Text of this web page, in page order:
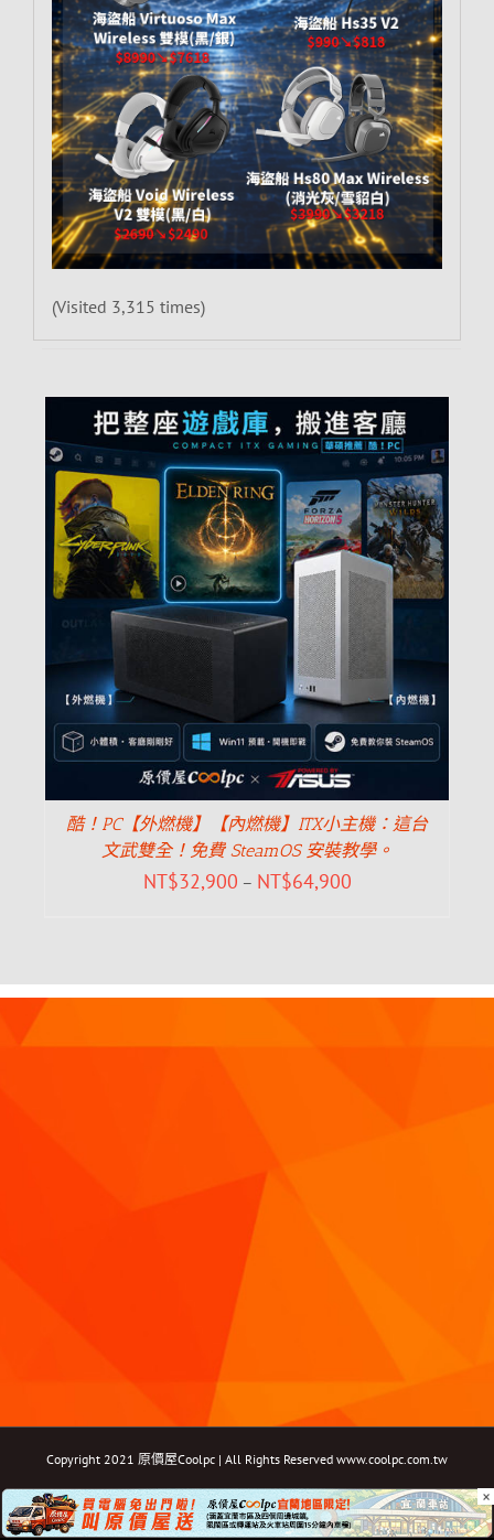
(Visited 3,315 times)
酷！PC【外燃機】【內燃機】ITX小主機：這台
文武雙全！免費 SteamOS 安裝教學。
NT$32,900 – NT$64,900
Copyright 2021 原價屋Coolpc | All Rights Reserved www.coolpc.com.tw
FacebookInstagramYouTubeTwitterEmail: ×